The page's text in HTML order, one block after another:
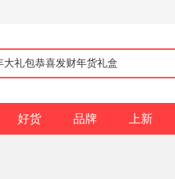
好货 品牌 上新